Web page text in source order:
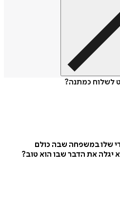
לשלוח כמתנה?
שלו במשפחה שבה כולם
יגלה את הדבר שבו הוא טוב?